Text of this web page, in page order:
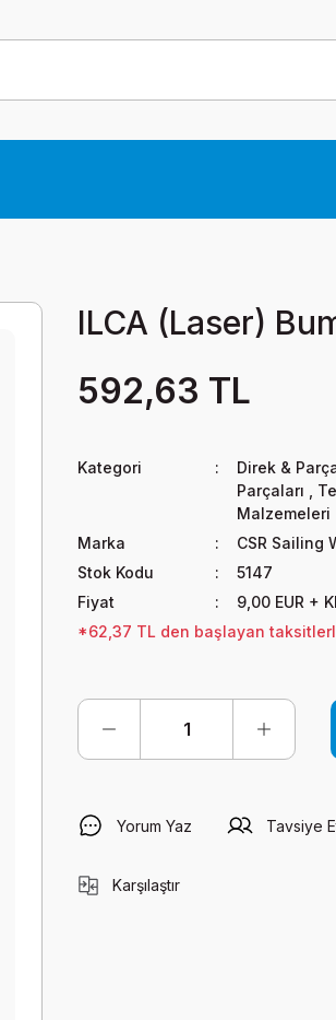
ILCA (Laser)
592,63 TL
Kategori Direk &
Parçaları
Malzemeleri
Marka
CSR Sailing
Stok Kodu
5147
Fiyat
9,00 EUR +
*62,37 TL den başlayan
Yorum Yaz Tavsiye
Karşılaştır